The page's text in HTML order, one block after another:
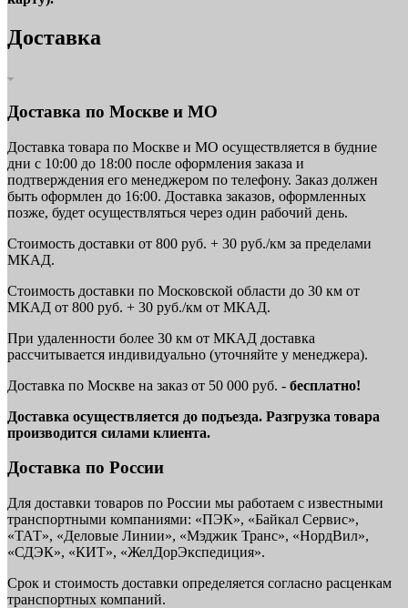
Доставка
Доставка по Москве и МО
Доставка товара по Москве и МО осуществляется в будние
дни с 10:00 до 18:00 после оформления заказа и
подтверждения его менеджером по телефону. Заказ должен
быть оформлен до 16:00. Доставка заказов, оформленных
позже, будет осуществляться через один рабочий день.
Стоимость доставки от 800 руб. + 30 руб./км за пределами
МКАД.
Стоимость доставки по Московской области до 30 км от
МКАД от 800 руб. + 30 руб./км от МКАД.
При удаленности более 30 км от МКАД доставка
рассчитывается индивидуально (уточняйте у менеджера).
Доставка по Москве на заказ от 50 000 руб. - бесплатно!
Доставка осуществляется до подъезда. Разгрузка товара
производится силами клиента.
Доставка по России
Для доставки товаров по России мы работаем с известными
транспортными компаниями: «ПЭК», «Байкал Сервис»,
«ТАТ», «Деловые Линии», «Мэджик Транс», «НордВил»,
«СДЭК», «КИТ», «ЖелДорЭкспедиция».
Срок и стоимость доставки определяется согласно расценкам
транспортных компаний.